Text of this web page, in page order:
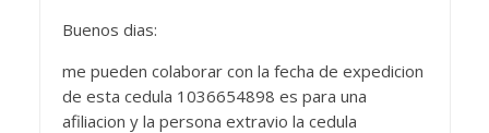
Buenos dias:
me pueden colaborar con la fecha de expedicion
de esta cedula 1036654898 es para una
afiliacion y la persona extravio la cedula